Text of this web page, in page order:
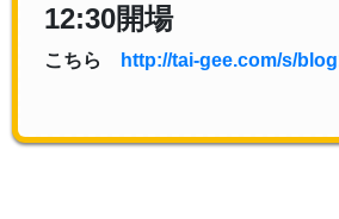
12:30開場
こちら http://tai-gee.com/s/